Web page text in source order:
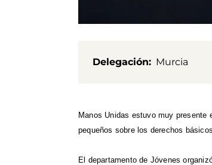
Delegación Murcia
Manos Unidas estuvo muy
pequeños sobre los derechos
El departamento de Jóvenes